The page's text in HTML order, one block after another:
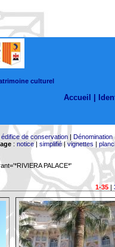
culturel
Accueil |
édifice de conservation| Dénomination
: notice| simplifié|vignettes |
PALACE*'
1-35|